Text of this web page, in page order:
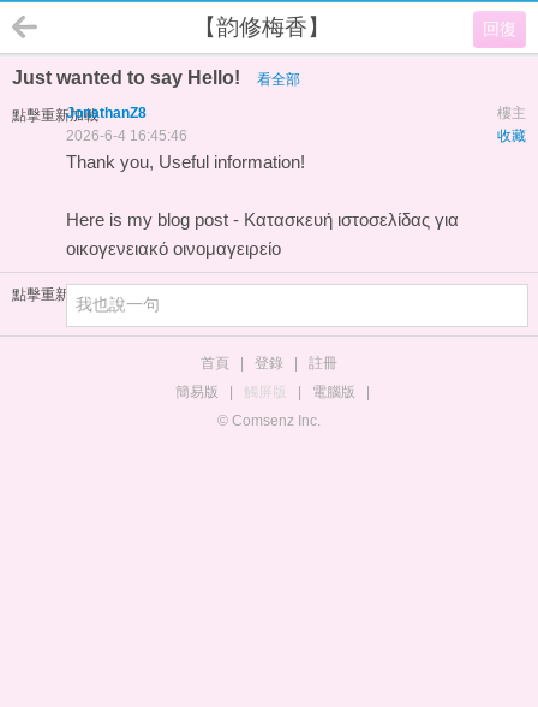
回復
【韵修梅香】
Just wanted to say Hello! 看全部
點擊重新加載 樓主
JonathanZ8
收藏
2026-6-4 16:45:46
Thank you, Useful information!
Here is my blog post - Κατασκευή ιστοσελίδας για
οικογενειακό οινομαγειρείο
點擊重新加載
首頁 登錄
註冊
簡易版
觸屏版 電腦版
© Comsenz Inc.